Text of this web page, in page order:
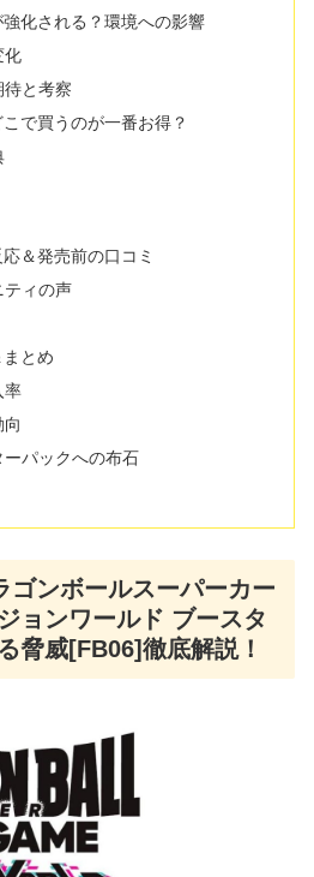
化される？環境への影響
化
待と考察
で買うのが一番お得？
＆発売前の口コミ
ティの声
とめ
率
パックへの布石
ゴンボールスーパーカー
ョンワールド ブースタ
脅威[FB06]徹底解説！